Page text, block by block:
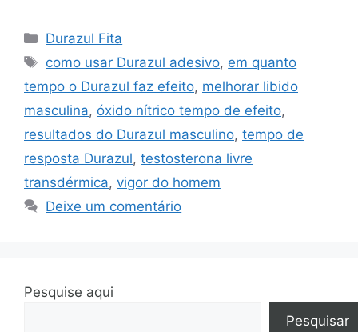
Categorias
Durazul Fita
Tags
como usar Durazul adesivo, em quanto
tempo o Durazul faz efeito, melhorar libido
masculina, óxido nítrico tempo de efeito,
resultados do Durazul masculino, tempo de
resposta Durazul, testosterona livre
transdérmica, vigor do homem
Deixe um comentário
Pesquise aqui
Pesquisar